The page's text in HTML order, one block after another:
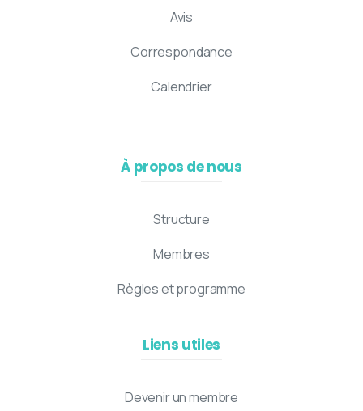
Avis
Correspondance
Calendrier
À propos de nous
Structure
Membres
Règles et programme
Liens utiles
Devenir un membre